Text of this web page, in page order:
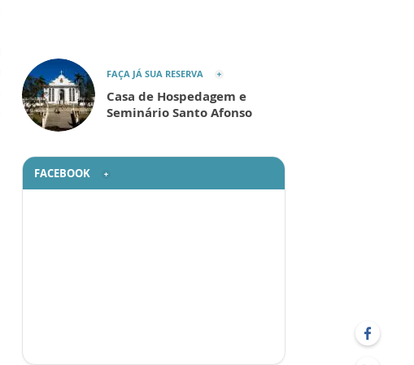
FAÇA JÁ SUA RESERVA
Casa de Hospedagem e
Seminário Santo Afonso
FACEBOOK